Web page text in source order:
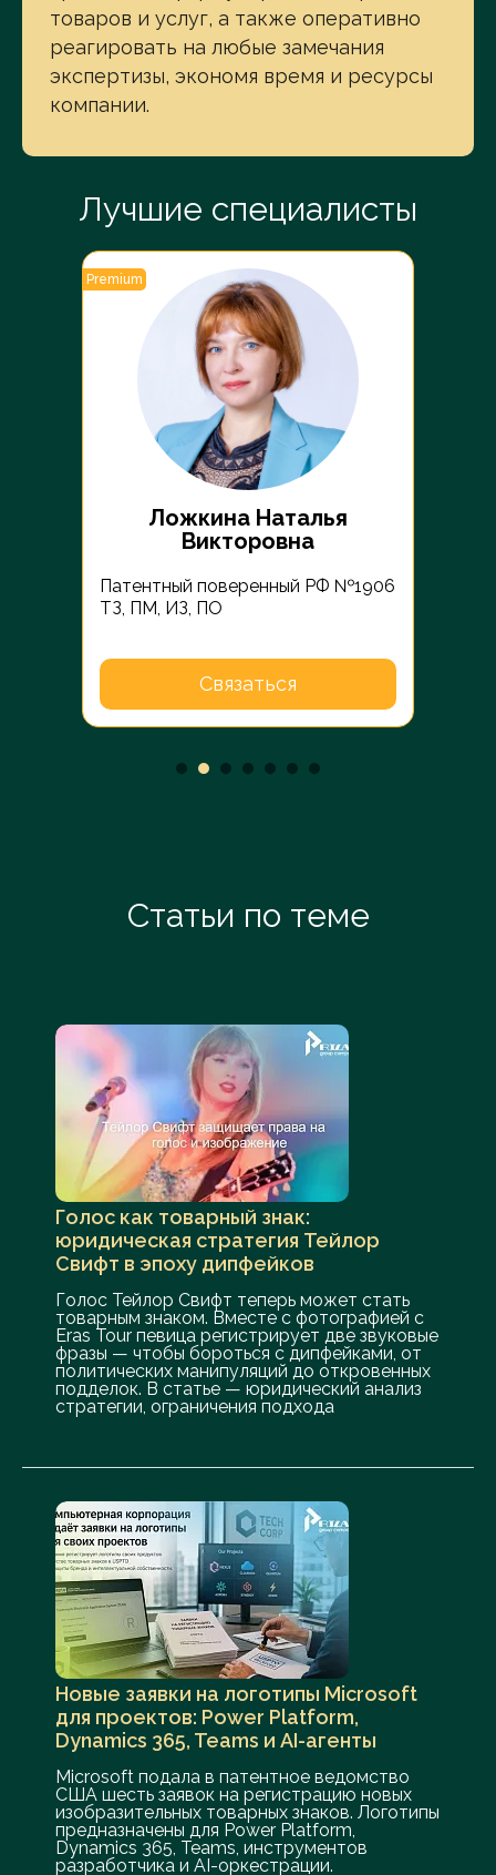
товаров и услуг, а также оперативно
реагировать на любые замечания
экспертизы, экономя время и ресурсы
компании.
Лучшие специалисты
Premium
Ложкина Наталья
Викторовна
Патентный поверенный РФ №1906
ТЗ, ПМ, ИЗ, ПО
Связаться
Статьи по теме
Голос как товарный знак:
юридическая стратегия Тейлор
Свифт в эпоху дипфейков
Голос Тейлор Свифт теперь может стать
товарным знаком. Вместе с фотографией с
Eras Tour певица регистрирует две звуковые
фразы — чтобы бороться с дипфейками, от
политических манипуляций до откровенных
подделок. В статье — юридический анализ
стратегии, ограничения подхода
Новые заявки на логотипы Microsoft
для проектов: Power Platform,
Dynamics 365, Teams и AI-агенты
Microsoft подала в патентное ведомство
США шесть заявок на регистрацию новых
изобразительных товарных знаков. Логотипы
предназначены для Power Platform,
Dynamics 365, Teams, инструментов
разработчика и AI-оркестрации.